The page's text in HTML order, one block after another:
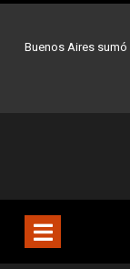
son 90 en toda la